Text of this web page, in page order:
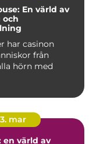
En värld av
och
har casinon
från
hörn med
mar
en värld av